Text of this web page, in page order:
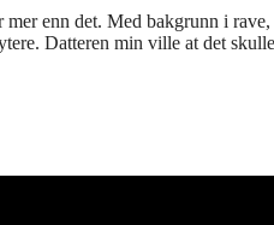
enn det. Med bakgrunn i
Datteren min ville at det